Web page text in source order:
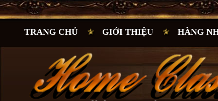
TRANG CHỦ GIỚI THIỆU HÀNG